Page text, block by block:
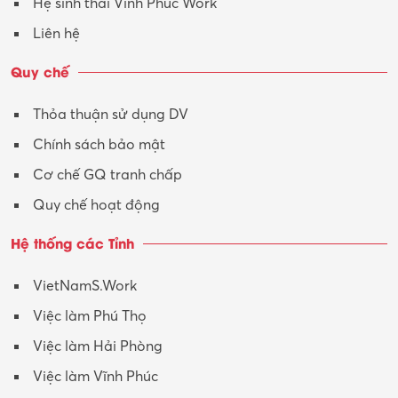
Y tế-Dược
Hệ sinh thái Vĩnh Phúc Work
Liên hệ
Quy chế
Thỏa thuận sử dụng DV
Chính sách bảo mật
Cơ chế GQ tranh chấp
Quy chế hoạt động
Hệ thống các Tỉnh
VietNamS.Work
Việc làm Phú Thọ
Việc làm Hải Phòng
Việc làm Vĩnh Phúc